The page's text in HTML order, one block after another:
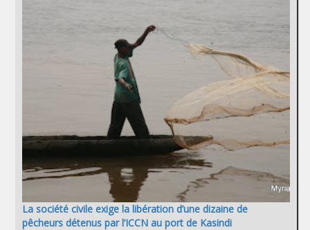
La société civile exige la libération d’une dizaine de
pêcheurs détenus par l’ICCN au port de Kasindi